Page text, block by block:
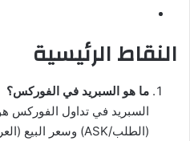
النقاط الرئيسية
ما هو السبريد في الفوركس؟
السبريد في تداول الفوركس